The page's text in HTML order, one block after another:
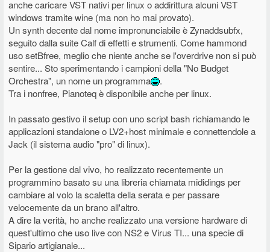
anche caricare VST nativi per linux o addirittura alcuni VST
windows tramite wine (ma non ho mai provato).
Un synth decente dal nome impronunciabile è Zynaddsubfx,
seguito dalla suite Calf di effetti e strumenti. Come hammond
uso setBfree, meglio che niente anche se l'overdrive non si può
sentire... Sto sperimentando i campioni della "No Budget
Orchestra", un nome un programma
.
Tra i nonfree, Pianoteq è disponibile anche per linux.
In passato gestivo il setup con uno script bash richiamando le
applicazioni standalone o LV2+host minimale e connettendole a
Jack (il sistema audio "pro" di linux).
Per la gestione dal vivo, ho realizzato recentemente un
programmino basato su una libreria chiamata mididings per
cambiare al volo la scaletta della serata e per passare
velocemente da un brano all'altro.
A dire la verità, ho anche realizzato una versione hardware di
quest'ultimo che uso live con NS2 e Virus TI... una specie di
Sipario artigianale...